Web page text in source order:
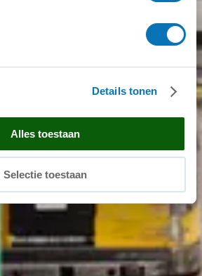
Details tonen
Alles toestaan
Selectie toestaan
E-Mail *(erforderlich)
meine personenbezogenen Daten
verarbeitet werden.
Datenschutzerklärung *